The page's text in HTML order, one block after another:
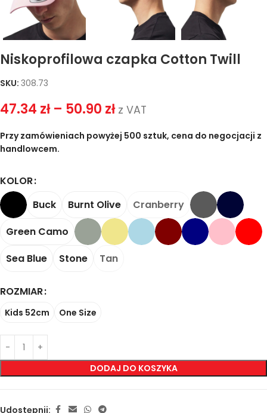
Niskoprofilowa czapka Cotton Twill
SKU: 308.73
47.34 zł – 50.90 zł z VAT
Przy zamówieniach powyżej 500 sztuk, cena do negocjacji z
handlowcem.
KOLOR
Buck
Burnt Olive
Cranberry
Green Camo
Sea Blue
Stone Tan
ROZMIAR
Kids 52cm One Size
DODAJ DO KOSZYKA
Udostępnij: